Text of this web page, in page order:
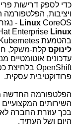
כדי לספק דרישות
ויציבות,
Linux CoreOS
-
Enterprise Linux
בהטמעת Kubernetes
לינוקס קלת-משקל,
עדכונים אוטומטיים
OpenShift בלחיצת
פרודוקטיבית עסקית.
הפלטפורמה החדשה
השירותים
בכך עוזרת החברה
היום ושל העתיד.